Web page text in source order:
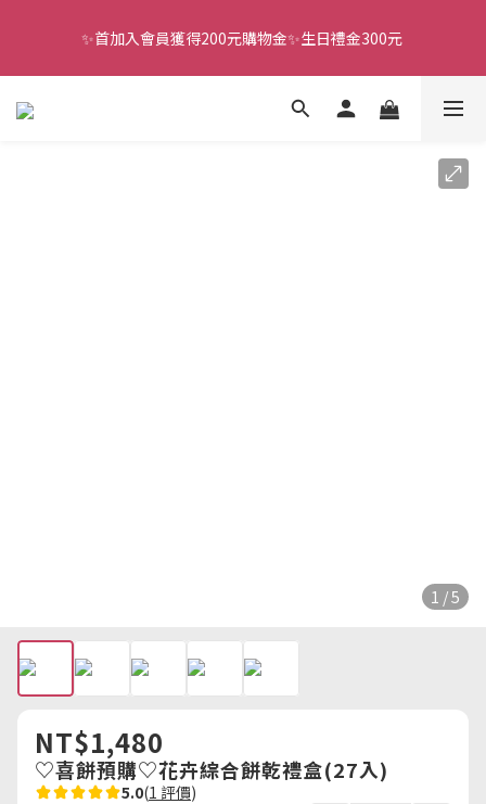
全館滿千免運
1 / 5
NT$1,480
♡喜餅預購♡花卉綜合餅乾禮盒(27入)
5.0(1 評價)